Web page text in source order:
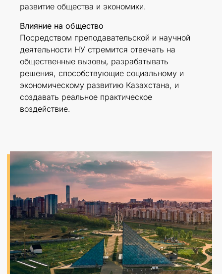
развитие общества и экономики.
Влияние на общество
Посредством преподавательской и научной
деятельности НУ стремится отвечать на
общественные вызовы, разрабатывать
решения, способствующие социальному и
экономическому развитию Казахстана, и
создавать реальное практическое
воздействие.